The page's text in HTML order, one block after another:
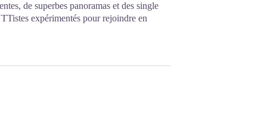
de superbes panoramas et des single
expérimentés pour rejoindre en